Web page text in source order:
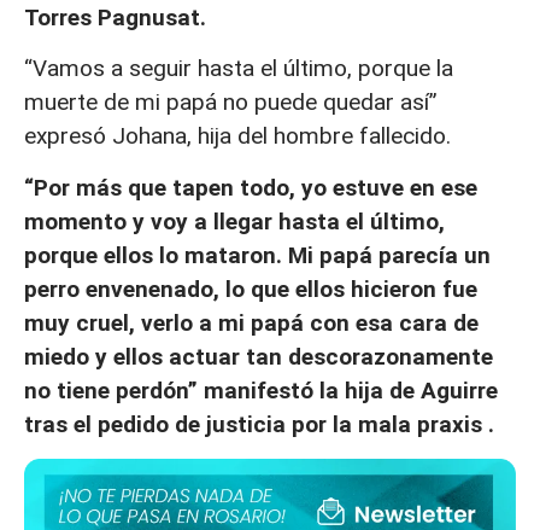
Torres Pagnusat.
“Vamos a seguir hasta el último, porque la
muerte de mi papá no puede quedar así”
expresó Johana, hija del hombre fallecido.
“Por más que tapen todo, yo estuve en ese
momento y voy a llegar hasta el último,
porque ellos lo mataron. Mi papá parecía un
perro envenenado, lo que ellos hicieron fue
muy cruel, verlo a mi papá con esa cara de
miedo y ellos actuar tan descorazonamente
no tiene perdón” manifestó la hija de Aguirre
tras el pedido de justicia por la mala praxis .